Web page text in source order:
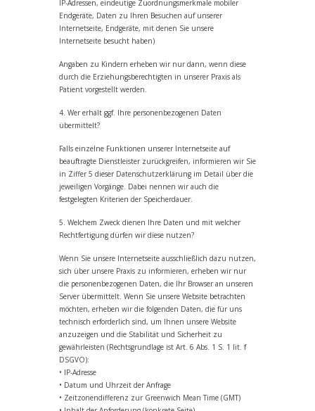
IP-Adressen, eindeutige Zuordnungsmerkmale mobiler
Endgeräte, Daten zu Ihren Besuchen auf unserer
Internetseite, Endgeräte, mit denen Sie unsere
Internetseite besucht haben)
Angaben zu Kindern erheben wir nur dann, wenn diese
durch die Erziehungsberechtigten in unserer Praxis als
Patient vorgestellt werden.
4. Wer erhält ggf. Ihre personenbezogenen Daten
übermittelt?
Falls einzelne Funktionen unserer Internetseite auf
beauftragte Dienstleister zurückgreifen, informieren wir Sie
in Ziffer 5 dieser Datenschutzerklärung im Detail über die
jeweiligen Vorgänge. Dabei nennen wir auch die
festgelegten Kriterien der Speicherdauer.
5. Welchem Zweck dienen Ihre Daten und mit welcher
Rechtfertigung dürfen wir diese nutzen?
Wenn Sie unsere Internetseite ausschließlich dazu nutzen,
sich über unsere Praxis zu informieren, erheben wir nur
die personenbezogenen Daten, die Ihr Browser an unseren
Server übermittelt. Wenn Sie unsere Website betrachten
möchten, erheben wir die folgenden Daten, die für uns
technisch erforderlich sind, um Ihnen unsere Website
anzuzeigen und die Stabilität und Sicherheit zu
gewährleisten (Rechtsgrundlage ist Art. 6 Abs. 1 S. 1 lit. f
DSGVO):
• IP-Adresse
• Datum und Uhrzeit der Anfrage
• Zeitzonendifferenz zur Greenwich Mean Time (GMT)